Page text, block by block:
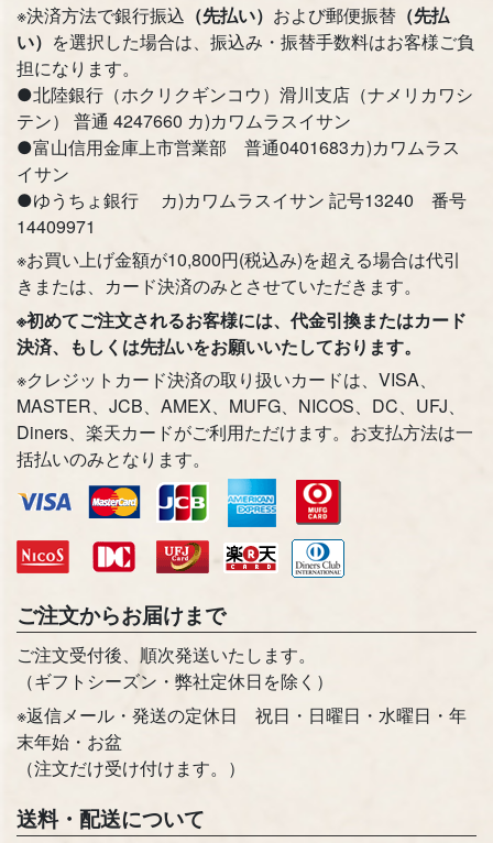
お買い物を続ける
※決済方法で銀行振込 （先払い） および郵便振替 （先払
い） を選択した場合は、振込み・振替手数料はお客様ご負
担になります。
●北陸銀行（ホクリクギンコウ）滑川支店（ナメリカワシ
テン） 普通 4247660 カ)カワムラスイサン
●富山信用金庫上市営業部 普通0401683カ)カワムラス
イサン
●ゆうちょ銀行 カ)カワムラスイサン 記号13240 番号
14409971
※お買い上げ金額が10,800円(税込み)を超える場合は代引
きまたは、カード決済のみとさせていただきます。
※初めてご注文されるお客様には、代金引換またはカード
決済、もしくは先払いをお願いいたしております。
※クレジットカード決済の取り扱いカードは、VISA、
MASTER、JCB、AMEX、MUFG、NICOS、DC、UFJ、
Diners、楽天カードがご利用ただけます。お支払方法は一
括払いのみとなります。
ご注文からお届けまで
ご注文受付後、順次発送いたします。
（ギフトシーズン・弊社定休日を除く）
※返信メール・発送の定休日 祝日・日曜日・水曜日・年
末年始・お盆
（注文だけ受け付けます。）
送料・配送について